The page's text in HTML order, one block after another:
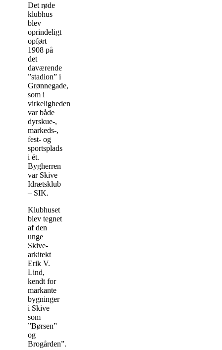
Det røde
klubhus
blev
oprindeligt
opført
1908 på
det
daværende
”stadion” i
Grønnegade,
som i
virkeligheden
var både
dyrskue-,
markeds-,
fest- og
sportsplads
i ét.
Bygherren
var Skive
Idrætsklub
– SIK.
Klubhuset
blev tegnet
af den
unge
Skive-
arkitekt
Erik V.
Lind,
kendt for
markante
bygninger
i Skive
som
”Børsen”
og
Brogården”.